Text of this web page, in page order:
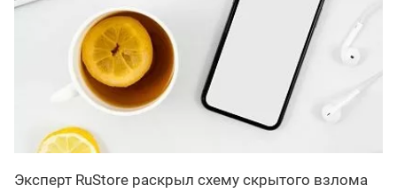
Эксперт RuStore раскрыл схему скрытого взлома